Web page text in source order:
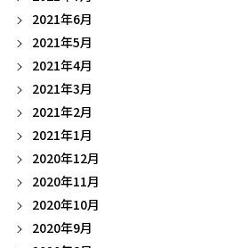
2021年6月
2021年5月
2021年4月
2021年3月
2021年2月
2021年1月
2020年12月
2020年11月
2020年10月
2020年9月